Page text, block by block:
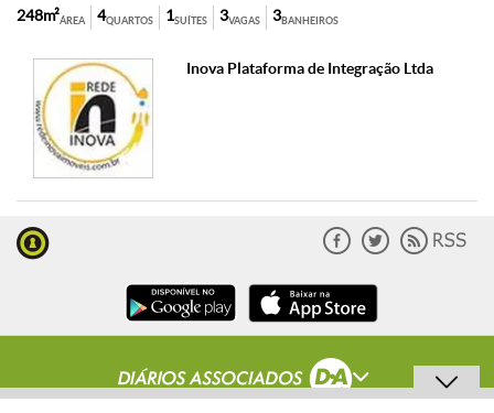
ÁREA
248m² QUARTOS
4 SUÍTES
1 VAGAS
3 BANHEIROS
3
Inova Plataforma de Integração Ltda